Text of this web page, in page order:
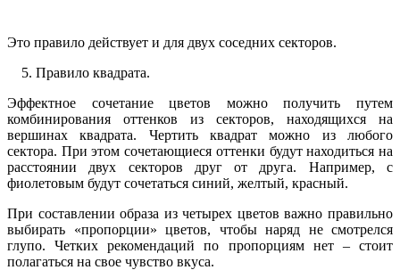
Это правило действует и для двух соседних секторов.
5. Правило квадрата.
Эффектное сочетание цветов можно получить путем
комбинирования оттенков из секторов, находящихся на
вершинах квадрата. Чертить квадрат можно из любого
сектора. При этом сочетающиеся оттенки будут находиться на
расстоянии двух секторов друг от друга. Например, с
фиолетовым будут сочетаться синий, желтый, красный.
При составлении образа из четырех цветов важно правильно
выбирать «пропорции» цветов, чтобы наряд не смотрелся
глупо. Четких рекомендаций по пропорциям нет – стоит
полагаться на свое чувство вкуса.